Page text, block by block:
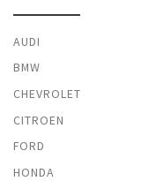
AUDI
BMW
CHEVROLET
CITROEN
FORD
HONDA